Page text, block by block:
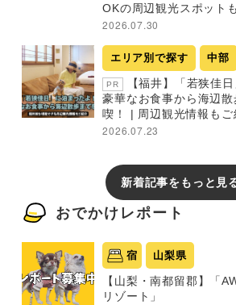
OKの周辺観光スポット
2026.07.30
エリア別で探す 中部
PR
【福井】「若狭佳
豪華なお食事から海辺
喫！ | 周辺観光情報もご
2026.07.23
新着記事をもっと見
おでかけレポート
宿 山梨県
【山梨・南都留郡】「
リゾート」